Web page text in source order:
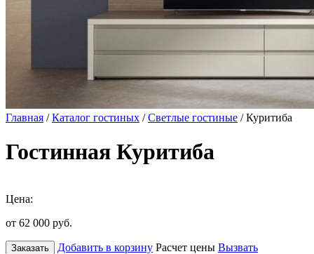
Главная /Каталог гостиных /Светлые гостиные / Куритиба
Гостинная Куритиба
Цена:
от 62 000 руб.
Заказать Добавить в корзину Расчет цены Вызвать